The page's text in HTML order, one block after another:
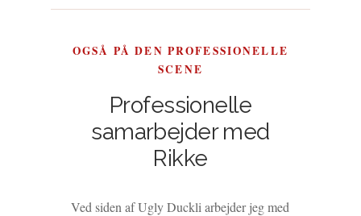
OGSÅ PÅ DEN PROFESSIONELLE
SCENE
Professionelle
samarbejder med
Rikke
Ved siden af Ugly Duckli arbejder jeg med